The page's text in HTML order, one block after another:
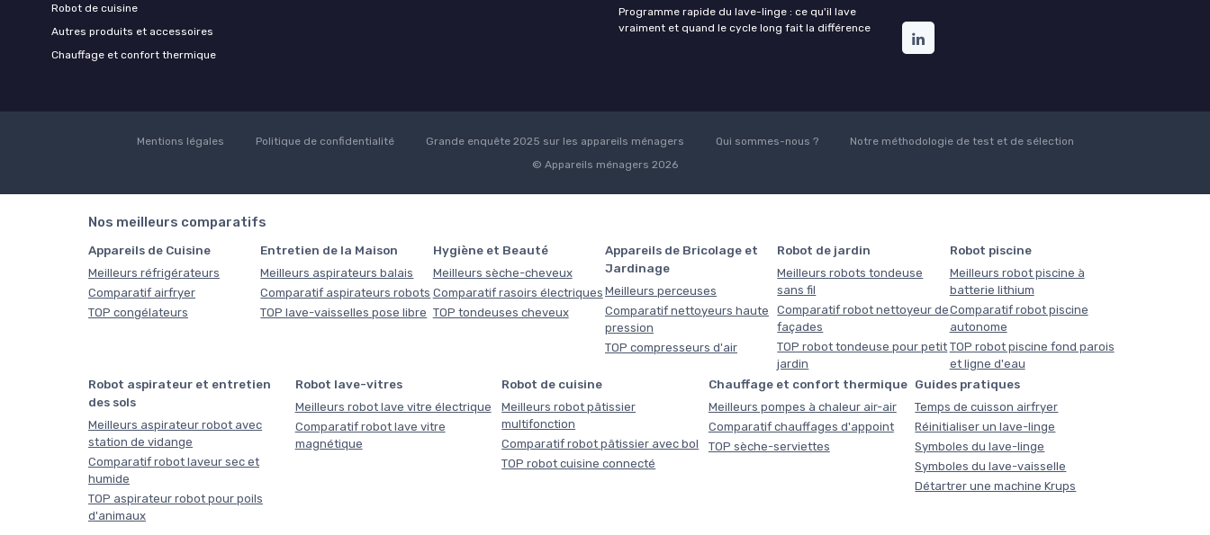
Robot de cuisine
Autres produits et accessoires
Chauffage et confort thermique
Programme rapide du lave-linge : ce qu'il lave
vraiment et quand le cycle long fait la différence
Mentions légales Politique de confidentialité Grande enquête 2025 sur les appareils ménagers Qui sommes-nous ?
Notre méthodologie de test et de sélection
© Appareils ménagers 2026
Nos meilleurs comparatifs
Appareils de Cuisine
Meilleurs réfrigérateurs
Comparatif airfryer
TOP congélateurs
Entretien de la Maison
Meilleurs aspirateurs balais
Comparatif aspirateurs robots
TOP lave-vaisselles pose libre
Hygiène et Beauté
Meilleurs sèche-cheveux
Comparatif rasoirs électriques
TOP tondeuses cheveux
Appareils de Bricolage et
Jardinage
Meilleurs perceuses
Comparatif nettoyeurs haute
pression
TOP compresseurs d'air
Robot de jardin
Meilleurs robots tondeuse
sans fil
Comparatif robot nettoyeur de
façades
TOP robot tondeuse pour petit
jardin
Robot piscine
Meilleurs robot piscine à
batterie lithium
Comparatif robot piscine
autonome
TOP robot piscine fond parois
et ligne d'eau
Robot aspirateur et entretien
des sols
Meilleurs aspirateur robot avec
station de vidange
Comparatif robot laveur sec et
humide
TOP aspirateur robot pour poils
d'animaux
Robot lave-vitres
Meilleurs robot lave vitre électrique
Comparatif robot lave vitre
magnétique
Robot de cuisine
Meilleurs robot pâtissier
multifonction
Comparatif robot pâtissier avec bol
TOP robot cuisine connecté
Chauffage et confort thermique
Meilleurs pompes à chaleur air-air
Comparatif chauffages d'appoint
TOP sèche-serviettes
Guides pratiques
Temps de cuisson airfryer
Réinitialiser un lave-linge
Symboles du lave-linge
Symboles du lave-vaisselle
Détartrer une machine Krups